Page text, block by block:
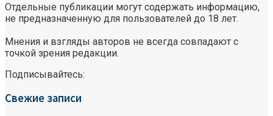
Отдельные публикации могут содержать информацию,
не предназначенную для пользователей до 18 лет.
Мнения и взгляды авторов не всегда совпадают с
точкой зрения редакции.
Подписывайтесь:
Свежие записи